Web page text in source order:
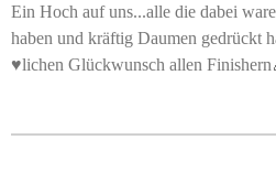
Ein Hoch auf uns...alle die dabei
haben und kräftig Daumen gedrückt
♥️lichen Glückwunsch allen